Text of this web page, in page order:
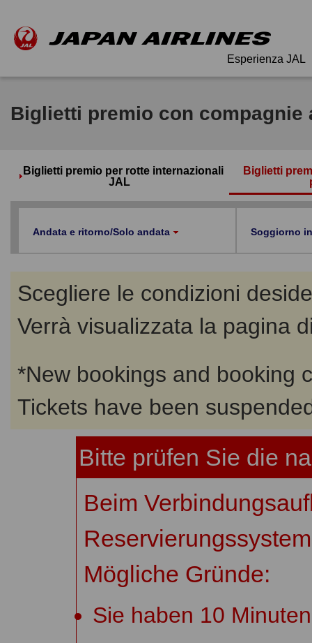
Esperienza JAL
Biglietti premio con compagnie
Biglietti premio per rotte internazionali
JAL
Biglietti
Andata e ritorno/Solo andata Soggiorno
Scegliere le condizioni
Verrà visualizzata la pagina
*New bookings and booking
Tickets have been
Bitte prüfen Sie die
Beim
Mögliche Gründe:
Sie haben 10